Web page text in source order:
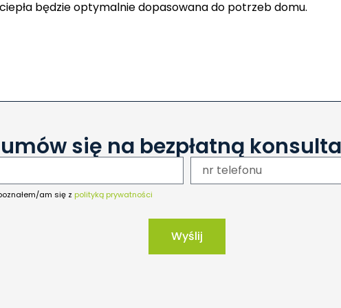
będzie optymalnie dopasowana do potrzeb domu.
umów się na bezpłatną
am się z polityką prywatności
Wyślij